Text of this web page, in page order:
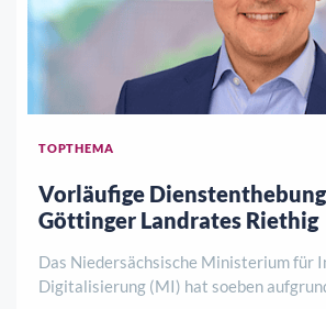
TOPTHEMA
Vorläufige
Göttinger Landrates Riethig
Das Niedersächsische Ministerium für
Digitalisierung (MI) hat soeben